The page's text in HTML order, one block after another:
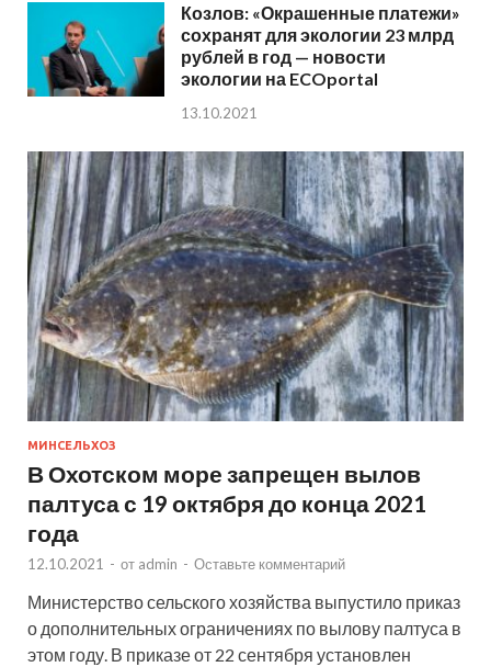
Козлов: «Окрашенные платежи»
сохранят для экологии 23 млрд
рублей в год — новости
экологии на ECOportal
13.10.2021
МИНСЕЛЬХОЗ
В Охотском море запрещен вылов
палтуса с 19 октября до конца 2021
года
12.10.2021 - от admin - Оставьте комментарий
Министерство сельского хозяйства выпустило приказ
о дополнительных ограничениях по вылову палтуса в
этом году. В приказе от 22 сентября установлен